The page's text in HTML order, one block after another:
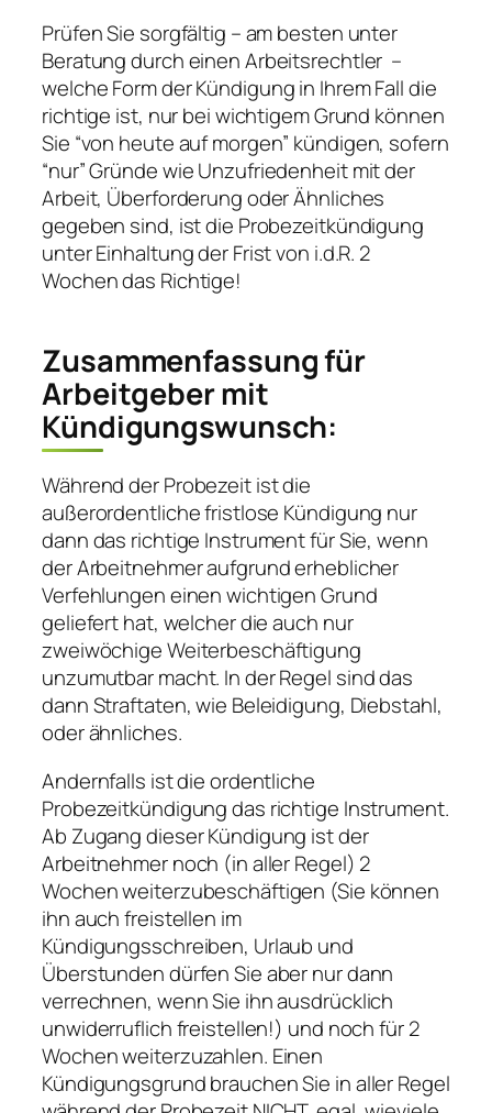
Prüfen Sie sorgfältig – am besten unter
Beratung durch einen Arbeitsrechtler –
welche Form der Kündigung in Ihrem Fall die
richtige ist, nur bei wichtigem Grund können
Sie “von heute auf morgen” kündigen, sofern
“nur” Gründe wie Unzufriedenheit mit der
Arbeit, Überforderung oder Ähnliches
gegeben sind, ist die Probezeitkündigung
unter Einhaltung der Frist von i.d.R. 2
Wochen das Richtige!
Zusammenfassung für
Arbeitgeber mit
Kündigungswunsch:
Während der Probezeit ist die
außerordentliche fristlose Kündigung nur
dann das richtige Instrument für Sie, wenn
der Arbeitnehmer aufgrund erheblicher
Verfehlungen einen wichtigen Grund
geliefert hat, welcher die auch nur
zweiwöchige Weiterbeschäftigung
unzumutbar macht. In der Regel sind das
dann Straftaten, wie Beleidigung, Diebstahl,
oder ähnliches.
Andernfalls ist die ordentliche
Probezeitkündigung das richtige Instrument.
Ab Zugang dieser Kündigung ist der
Arbeitnehmer noch (in aller Regel) 2
Wochen weiterzubeschäftigen (Sie können
ihn auch freistellen im
Kündigungsschreiben, Urlaub und
Überstunden dürfen Sie aber nur dann
verrechnen, wenn Sie ihn ausdrücklich
unwiderruflich freistellen!) und noch für 2
Wochen weiterzuzahlen. Einen
Kündigungsgrund brauchen Sie in aller Regel